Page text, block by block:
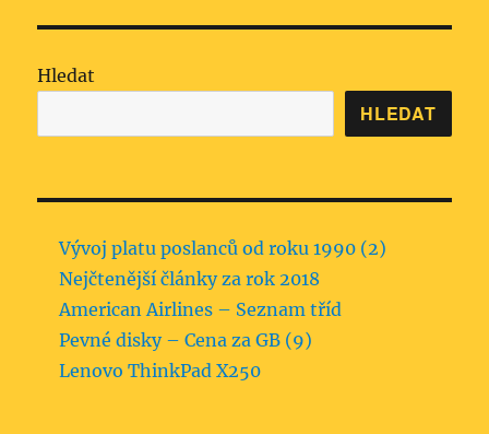
Hledat
HLEDAT
Vývoj platu poslanců od roku 1990 (2)
Nejčtenější články za rok 2018
American Airlines – Seznam tříd
Pevné disky – Cena za GB (9)
Lenovo ThinkPad X250